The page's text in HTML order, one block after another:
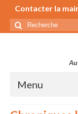
Contacter la
Rechercher
:
Menu
Municipalité